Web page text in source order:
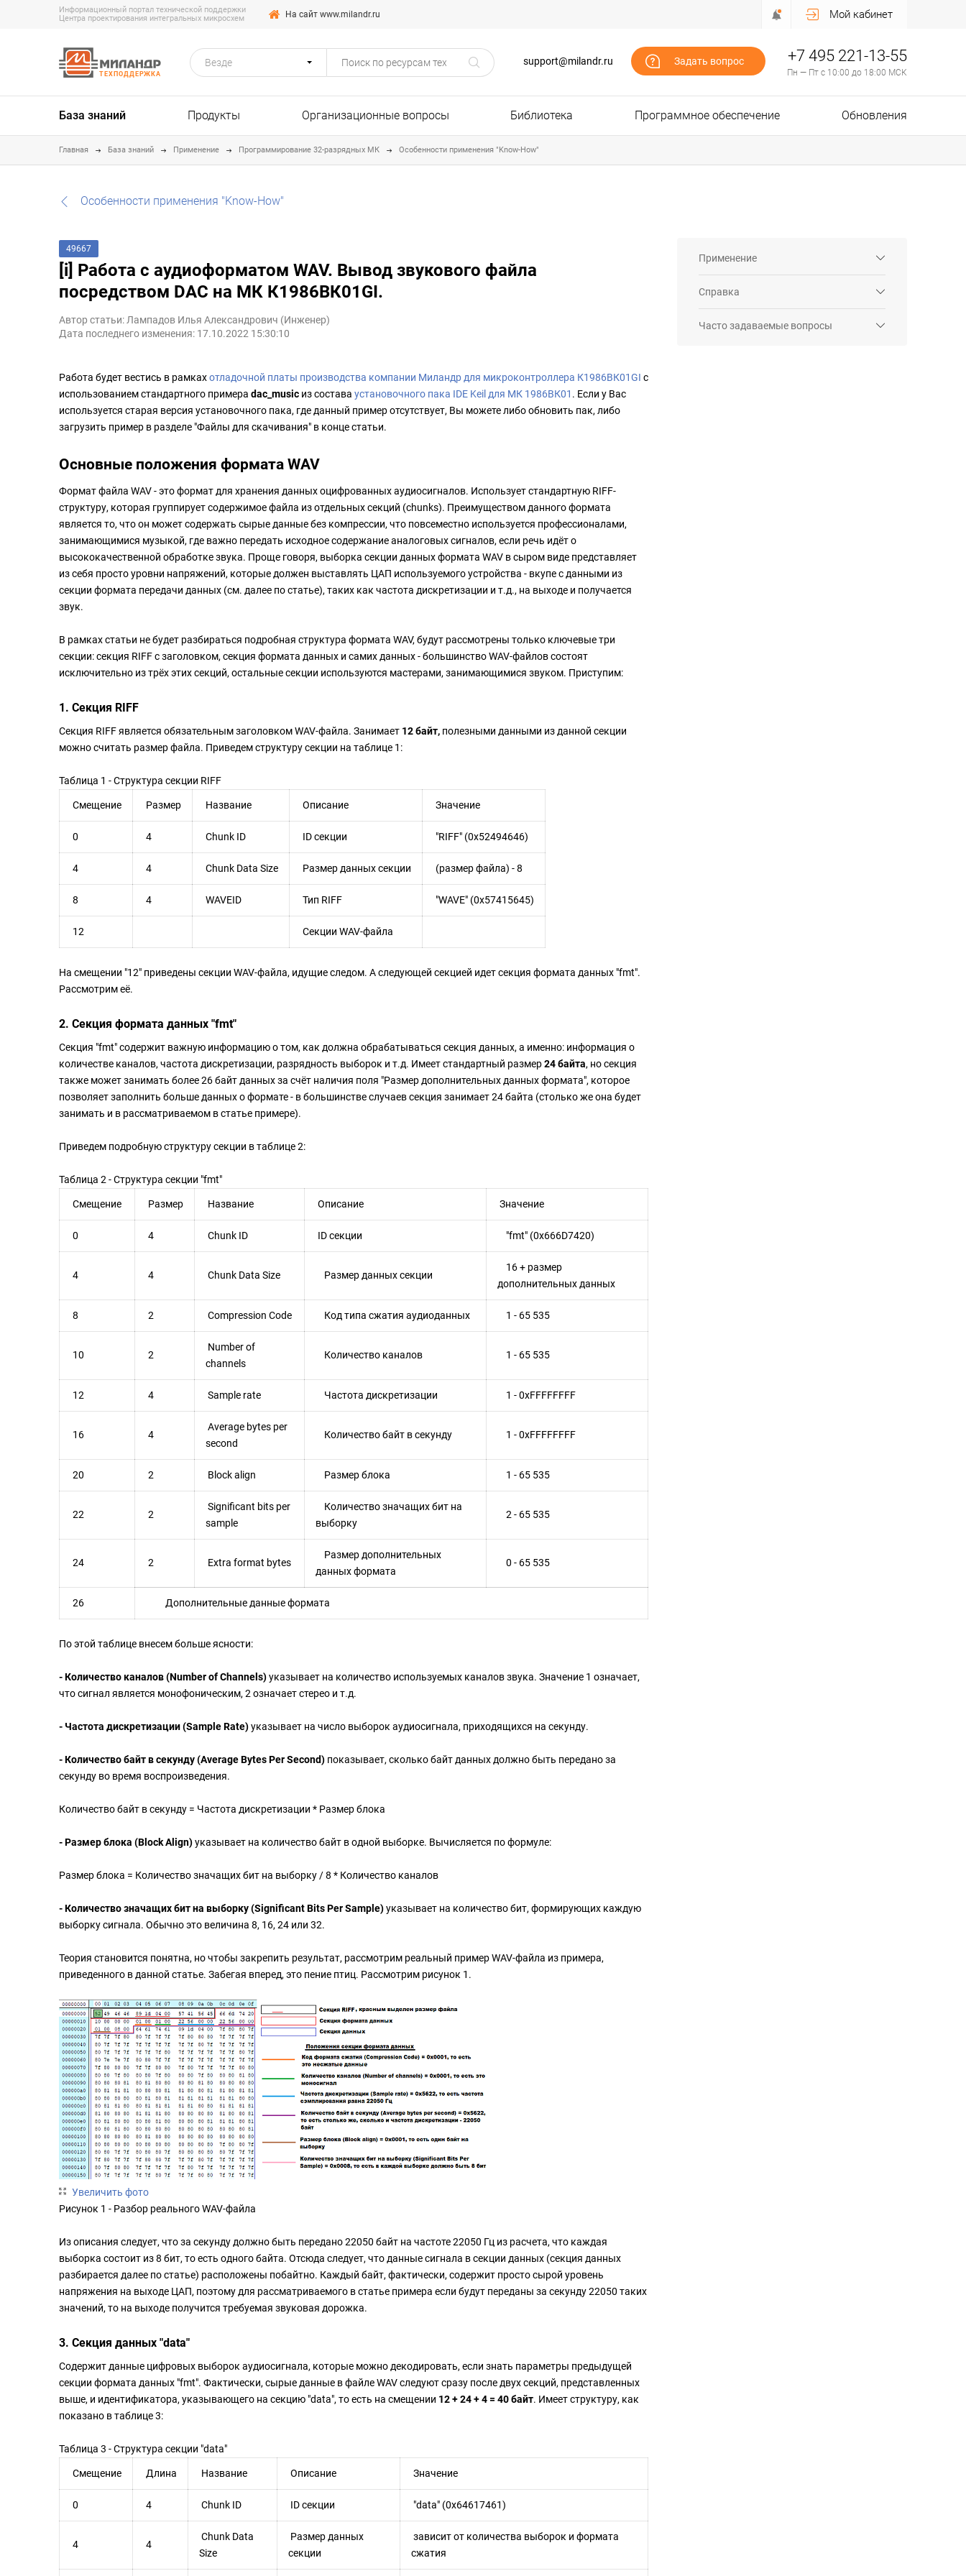
Информационный портал технической поддержки
Центра проектирования интегральных микросхем
На сайт www.milandr.ru Мой кабинет
ТЕХПОДДЕРЖКА
Везде support@milandr.ru Задать вопрос +7 495 221-13-55
Пн — Пт с 10:00 до 18:00 МСК
База знаний Продукты Организационные вопросы Библиотека Программное обеспечение Обновления
Главная База знаний Применение Программирование 32-разрядных МК Особенности применения "Know-How"
Особенности применения "Know-How"
49667
[i] Работа с аудиоформатом WAV. Вывод звукового файла
посредством DAC на МК К1986ВК01GI.
Автор статьи: Лампадов Илья Александрович (Инженер)
Дата последнего изменения: 17.10.2022 15:30:10
Работа будет вестись в рамкахотладочной платы производства компании Миландр для микроконтроллера К1986ВК01GI с
использованием стандартного примера dac_music из состава установочного пака IDE Keil для МК 1986ВК01 . Если у Вас
используется старая версия установочного пака, где данный пример отсутствует, Вы можете либо обновить пак, либо
загрузить пример в разделе "Файлы для скачивания" в конце статьи.
Основные положения формата WAV
Формат файла WAV - это формат для хранения данных оцифрованных аудиосигналов. Использует стандартную RIFF-
структуру, которая группирует содержимое файла из отдельных секций (chunks). Преимуществом данного формата
является то, что он может содержать сырые данные без компрессии, что повсеместно используется профессионалами,
занимающимися музыкой, где важно передать исходное содержание аналоговых сигналов, если речь идёт о
высококачественной обработке звука. Проще говоря, выборка секции данных формата WAV в сыром виде представляет
из себя просто уровни напряжений, которые должен выставлять ЦАП используемого устройства - вкупе с данными из
секции формата передачи данных (см. далее по статье), таких как частота дискретизации и т.д., на выходе и получается
звук.
В рамках статьи не будет разбираться подробная структура формата WAV, будут рассмотрены только ключевые три
секции: секция RIFF с заголовком, секция формата данных и самих данных - большинство WAV-файлов состоят
исключительно из трёх этих секций, остальные секции используются мастерами, занимающимися звуком. Приступим:
1. Секция RIFF
Секция RIFF является обязательным заголовком WAV-файла. Занимает 12 байт, полезными данными из данной секции
можно считать размер файла. Приведем структуру секции на таблице 1:
Таблица 1 - Структура секции RIFF
Смещение Размер Название Описание Значение
0 4 Chunk ID ID секции "RIFF" (0x52494646)
4 4 Chunk Data Size Размер данных секции (размер файла) - 8
8 4 WAVEID Тип RIFF "WAVE" (0x57415645)
12 Секции WAV-файла
На смещении "12" приведены секции WAV-файла, идущие следом. А следующей секцией идет секция формата данных "fmt".
Рассмотрим её.
2. Секция формата данных "fmt"
Секция "fmt" содержит важную информацию о том, как должна обрабатываться секция данных, а именно: информация о
количестве каналов, частота дискретизации, разрядность выборок и т.д. Имеет стандартный размер24 байта, но секция
также может занимать более 26 байт данных за счёт наличия поля "Размер дополнительных данных формата", которое
позволяет заполнить больше данных о формате - в большинстве случаев секция занимает 24 байта (столько же она будет
занимать и в рассматриваемом в статье примере).
Приведем подробную структуру секции в таблице 2:
Таблица 2 - Структура секции "fmt"
Смещение Размер Название Описание Значение
0 4 Chunk ID ID секции "fmt" (0x666D7420)
4 4 Chunk Data Size Размер данных секции
16 + размер
дополнительных данных
8 2 Compression Code Код типа сжатия аудиоданных 1 - 65 535
10 2
Number of
channels
Количество каналов 1 - 65 535
12 4 Sample rate Частота дискретизации 1 - 0xFFFFFFFF
16 4
Average bytes per
second
Количество байт в секунду 1 - 0xFFFFFFFF
20 2 Block align Размер блока 1 - 65 535
22 2
Significant bits per
sample
Количество значащих бит на
выборку
2 - 65 535
24 2 Extra format bytes
Размер дополнительных
данных формата
0 - 65 535
26 Дополнительные данные формата
По этой таблице внесем больше ясности:
- Количество каналов (Number of Channels)указывает на количество используемых каналов звука. Значение 1 означает,
что сигнал является монофоническим, 2 означает стерео и т.д.
- Частота дискретизации (Sample Rate)указывает на число выборок аудиосигнала, приходящихся на секунду.
- Количество байт в секунду (Average Bytes Per Second) показывает, сколько байт данных должно быть передано за
секунду во время воспроизведения.
Количество байт в секунду = Частота дискретизации * Размер блока
- Размер блока (Block Align)указывает на количество байт в одной выборке. Вычисляется по формуле:
Размер блока = Количество значащих бит на выборку / 8 * Количество каналов
- Количество значащих бит на выборку (Significant Bits Per Sample)указывает на количество бит, формирующих каждую
выборку сигнала. Обычно это величина 8, 16, 24 или 32.
Теория становится понятна, но чтобы закрепить результат, рассмотрим реальный пример WAV-файла из примера,
приведенного в данной статье. Забегая вперед, это пение птиц. Рассмотрим рисунок 1.
Увеличить фото
Рисунок 1 - Разбор реального WAV-файла
Из описания следует, что за секунду должно быть передано 22050 байт на частоте 22050 Гц из расчета, что каждая
выборка состоит из 8 бит, то есть одного байта. Отсюда следует, что данные сигнала в секции данных (секция данных
разбирается далее по статье) расположены побайтно. Каждый байт, фактически, содержит просто сырой уровень
напряжения на выходе ЦАП, поэтому для рассматриваемого в статье примера если будут переданы за секунду 22050 таких
значений, то на выходе получится требуемая звуковая дорожка.
3. Секция данных "data"
Содержит данные цифровых выборок аудиосигнала, которые можно декодировать, если знать параметры предыдущей
секции формата данных "fmt". Фактически, сырые данные в файле WAV следуют сразу после двух секций, представленных
выше, и идентификатора, указывающего на секцию "data", то есть на смещении 12 + 24 + 4 = 40 байт. Имеет структуру, как
показано в таблице 3:
Таблица 3 - Структура секции "data"
Смещение Длина Название Описание Значение
0 4 Chunk ID ID секции "data" (0x64617461)
4 4
Chunk Data
Size
Размер данных
секции
зависит от количества выборок и формата
сжатия
Применение
Справка
Часто задаваемые вопросы